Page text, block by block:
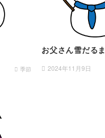
季節
お父さん雪だるま
2024年11月9日